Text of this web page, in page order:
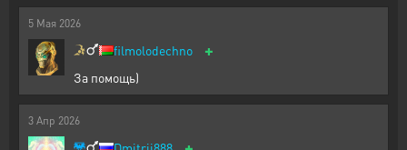
5 Мая 2026
filmolodechno +
За помощь)
3 Апр 2026